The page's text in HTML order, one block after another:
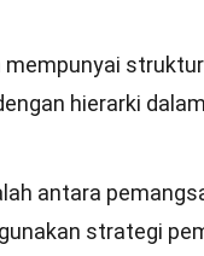
mempunyai
hierarki
antara
strategi